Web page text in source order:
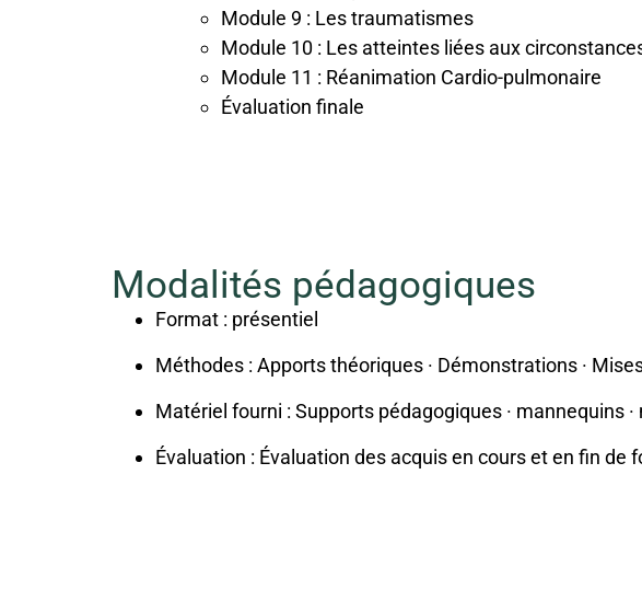
Module 9 : Les traumatismes
Module 10 : Les atteintes liées aux
Module 11 : Réanimation Cardio-pulmonaire
Évaluation finale
Modalités pédagogiques
Format : présentiel
Méthodes : Apports théoriques · Démonstrations ·
Matériel fourni : Supports pédagogiques · mannequins
Évaluation : Évaluation des acquis en cours et en fin de